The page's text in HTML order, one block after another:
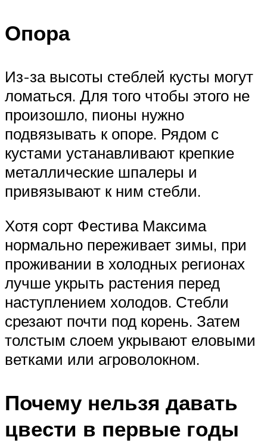
Опора
Из-за высоты стеблей кусты могут
ломаться. Для того чтобы этого не
произошло, пионы нужно
подвязывать к опоре. Рядом с
кустами устанавливают крепкие
металлические шпалеры и
привязывают к ним стебли.
Хотя сорт Фестива Максима
нормально переживает зимы, при
проживании в холодных регионах
лучше укрыть растения перед
наступлением холодов. Стебли
срезают почти под корень. Затем
толстым слоем укрывают еловыми
ветками или агроволокном.
Почему нельзя давать
цвести в первые годы